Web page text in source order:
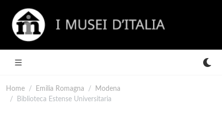
Home Emilia Romagna
Modena
Biblioteca Estense Universitaria